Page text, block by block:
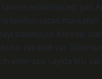
tahmin edilebileceği gibi
telefon satan markanın
bulunuyor. Küresel
bir rekabet var.
eden çok sayıda kişi var.